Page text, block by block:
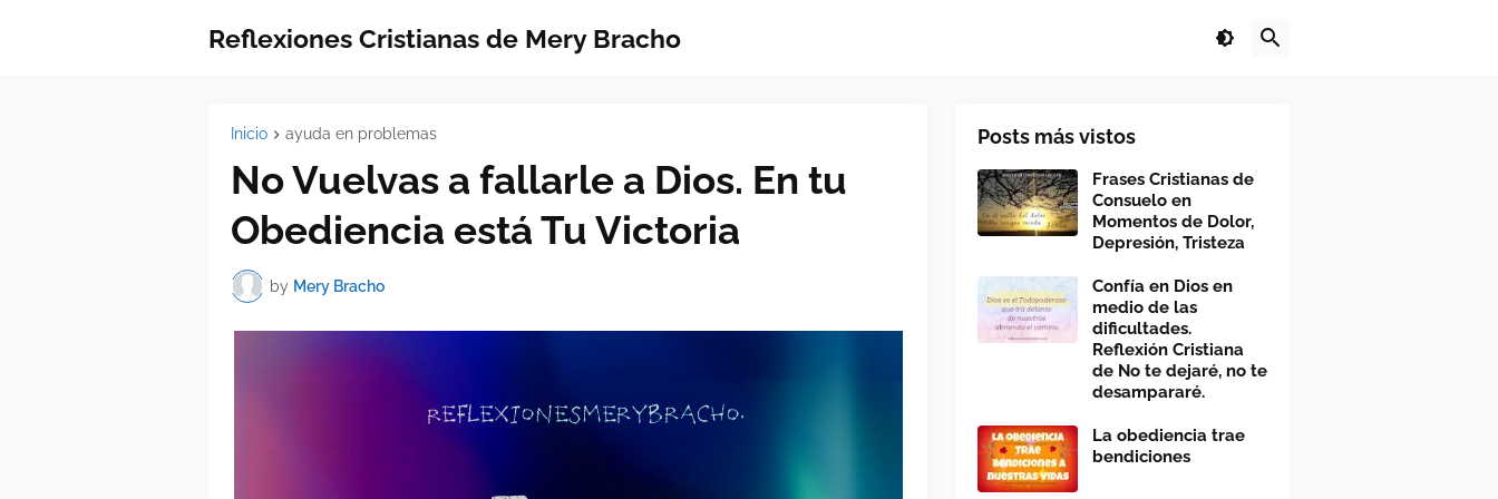
Reflexiones Cristianas de Mery Bracho
Inicio ayuda en problemas
No Vuelvas a fallarle a Dios. En tu
Obediencia está Tu Victoria
by Mery Bracho
Posts más vistos
Frases Cristianas de
Consuelo en
Momentos de Dolor,
Depresión, Tristeza
Confía en Dios en
medio de las
dificultades.
Reflexión Cristiana
de No te dejaré, no te
desampararé.
La obediencia trae
bendiciones